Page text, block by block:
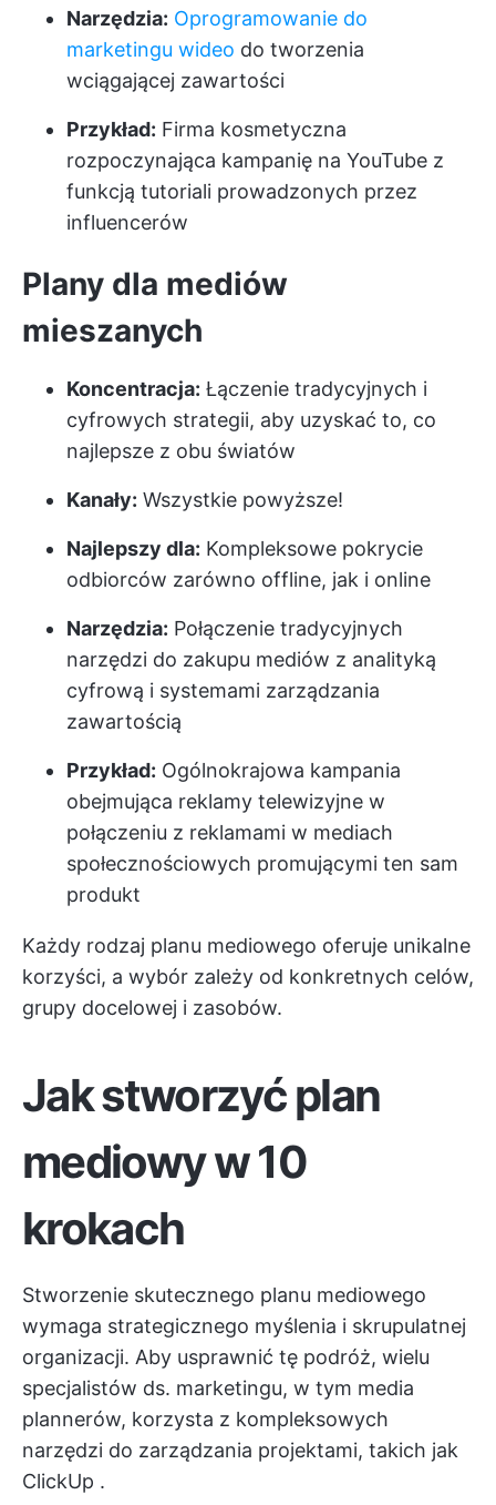
Narzędzia: Oprogramowanie do
marketingu wideo do tworzenia
wciągającej zawartości
Przykład: Firma kosmetyczna
rozpoczynająca kampanię na YouTube z
funkcją tutoriali prowadzonych przez
influencerów
Plany dla mediów
mieszanych
Koncentracja: Łączenie tradycyjnych i
cyfrowych strategii, aby uzyskać to, co
najlepsze z obu światów
Kanały: Wszystkie powyższe!
Najlepszy dla: Kompleksowe pokrycie
odbiorców zarówno offline, jak i online
Narzędzia: Połączenie tradycyjnych
narzędzi do zakupu mediów z analityką
cyfrową i systemami zarządzania
zawartością
Przykład: Ogólnokrajowa kampania
obejmująca reklamy telewizyjne w
połączeniu z reklamami w mediach
społecznościowych promującymi ten sam
produkt
Każdy rodzaj planu mediowego oferuje unikalne
korzyści, a wybór zależy od konkretnych celów,
grupy docelowej i zasobów.
Jak stworzyć plan
mediowy w 10
krokach
Stworzenie skutecznego planu mediowego
wymaga strategicznego myślenia i skrupulatnej
organizacji. Aby usprawnić tę podróż, wielu
specjalistów ds. marketingu, w tym media
plannerów, korzysta z kompleksowych
narzędzi do zarządzania projektami, takich jak
ClickUp .